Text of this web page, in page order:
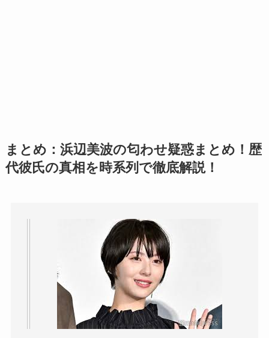
まとめ：浜辺美波の匂わせ疑惑まとめ！歴
代彼氏の真相を時系列で徹底解説！